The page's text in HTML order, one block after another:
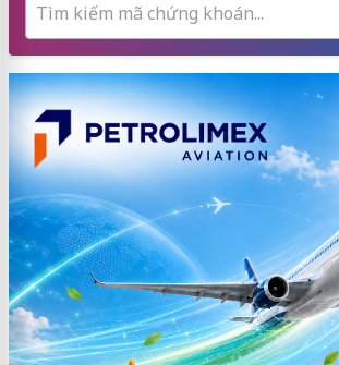
Tìm kiếm mã chứng khoán...